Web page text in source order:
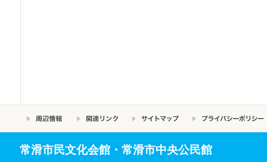
常滑市民文化会館・常滑市中央公民館